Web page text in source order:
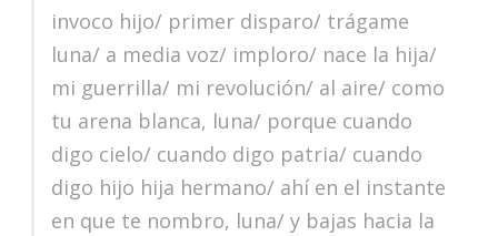
invoco hijo/ primer disparo/ trágame
luna/ a media voz/ imploro/ nace la hija/
mi guerrilla/ mi revolución/ al aire/ como
tu arena blanca, luna/ porque cuando
digo cielo/ cuando digo patria/ cuando
digo hijo hija hermano/ ahí en el instante
en que te nombro, luna/ y bajas hacia la